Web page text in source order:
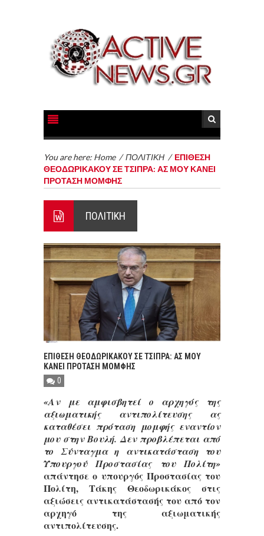
You are here: Home /ΠΟΛΙΤΙΚΗ / ΕΠΙΘΕΣΗ
ΘΕΟΔΩΡΙΚΑΚΟΥ ΣΕ ΤΣΙΠΡΑ: ΑΣ ΜΟΥ ΚΑΝΕΙ
ΠΡΟΤΑΣΗ ΜΟΜΦΗΣ
ΠΟΛΙΤΙΚΗ
ΕΠΙΘΕΣΗ ΘΕΟΔΩΡΙΚΑΚΟΥ ΣΕ ΤΣΙΠΡΑ: ΑΣ ΜΟΥ
ΚΑΝΕΙ ΠΡΟΤΑΣΗ ΜΟΜΦΗΣ
0
«Αν με αμφισβητεί ο αρχηγός της
αξιωματικής αντιπολίτευσης ας
καταθέσει πρόταση μομφής εναντίον
μου στην Βουλή. Δεν προβλέπεται από
το Σύνταγμα η αντικατάσταση του
Υπουργού Προστασίας του Πολίτη»
απάντησε ο υπουργός Προστασίας του
Πολίτη, Τάκης Θεοδωρικάκος στις
αξιώσεις αντικατάστασής του από τον
αρχηγό της αξιωματικής
αντιπολίτευσης.